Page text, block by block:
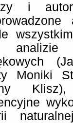
i
analizie
Moniki
Klisz),